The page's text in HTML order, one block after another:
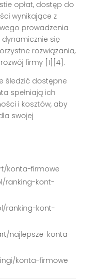
opłat, dostęp do
wynikające z
prowadzenia
dynamicznie się
rozwiązania,
firmy [1][4].
śledzić dostępne
spełniają ich
i kosztów, aby
swojej
konta-firmowe
ranking-kont-
ranking-kont-
najlepsze-konta-
konta-firmowe